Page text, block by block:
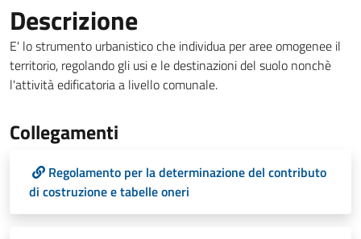
Descrizione
E' lo strumento urbanistico che individua per aree omogenee il
territorio, regolando gli usi e le destinazioni del suolo nonchè
l'attività edificatoria a livello comunale.
Collegamenti
Regolamento per la determinazione del contributo
di costruzione e tabelle oneri